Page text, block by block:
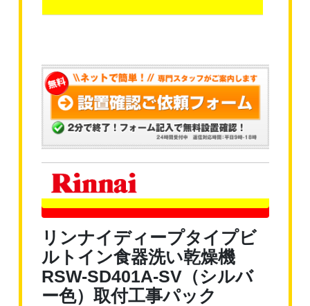
リンナイディープタイプビ
ルトイン食器洗い乾燥機
RSW-SD401A-SV（シルバ
ー色）取付工事パック